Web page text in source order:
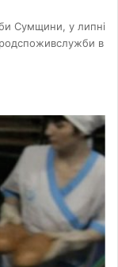
Сумщини, у липні
в